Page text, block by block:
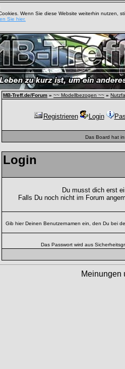
Wenn Sie diese Website weiterhin nutzen,
Sie hier.
MB-Treff.de/Forum » ~~ Modellbezogen ~~ »
Registrieren Login
Das Board hat
Login
Du musst dich erst
Falls Du noch nicht im Forum
Gib hier Deinen Benutzernamen ein, den Du bei
Das Passwort wird aus
Meinungen